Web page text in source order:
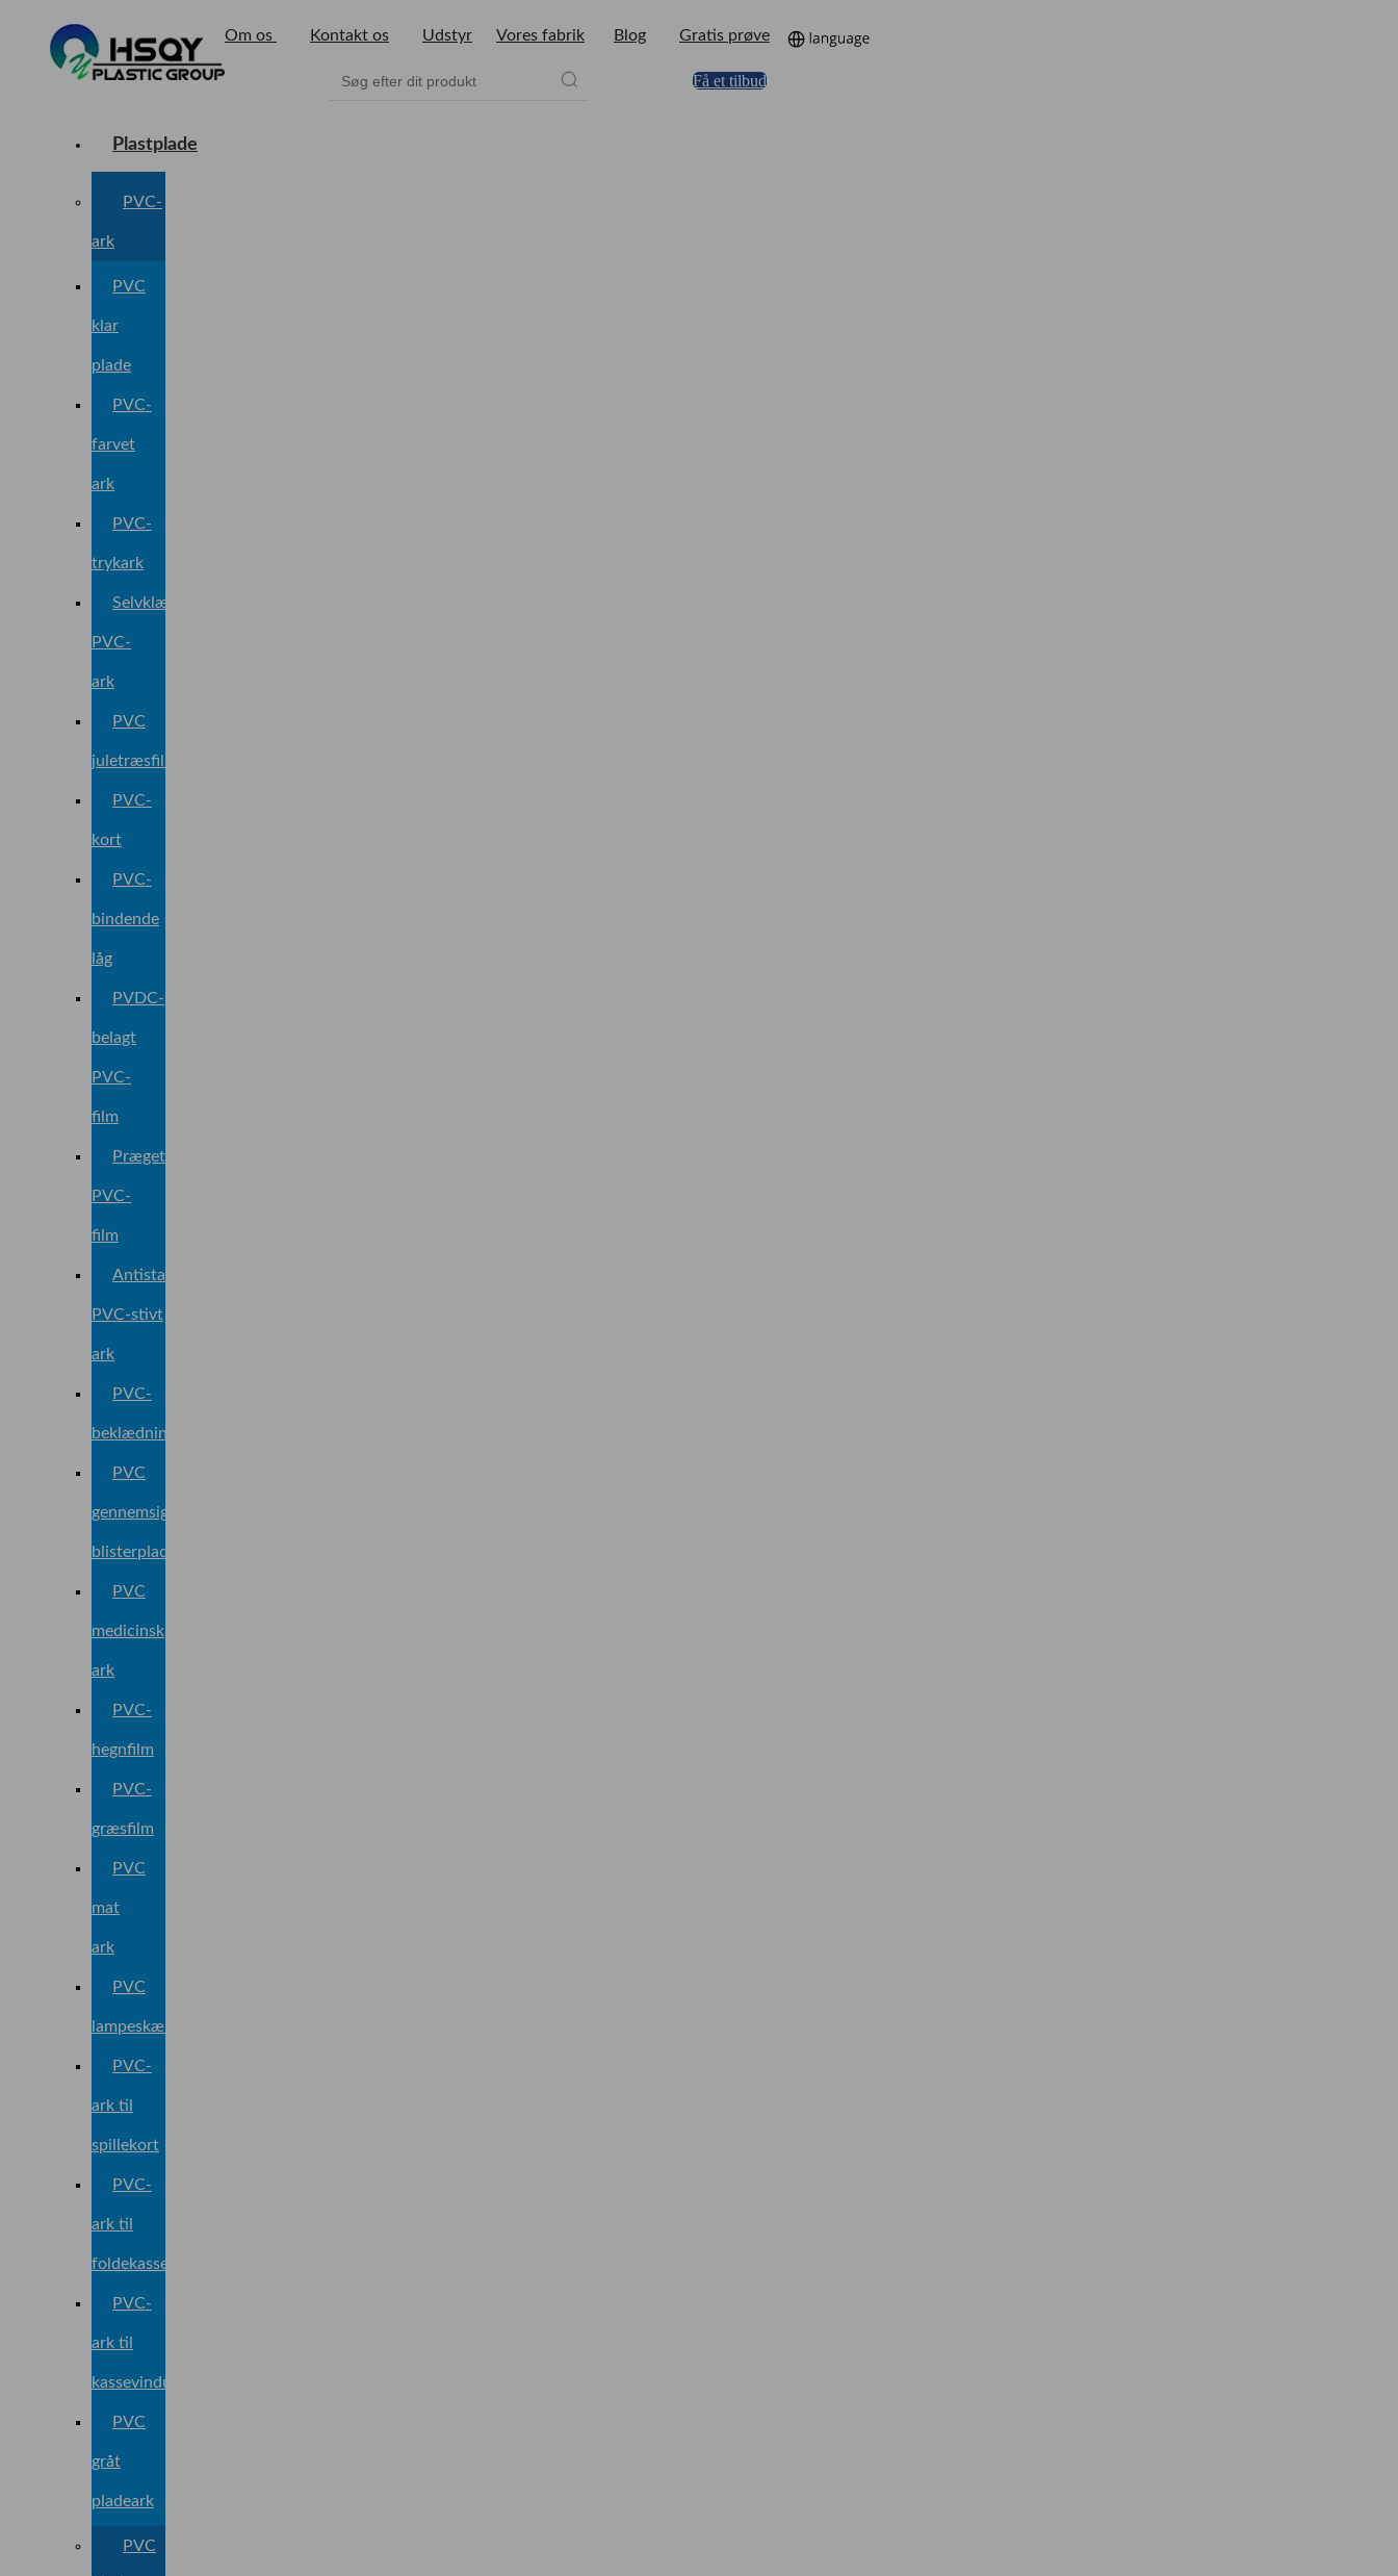
Om os Kontakt os Udstyr Vores fabrik Blog Gratis prøve
Få et tilbud
Plastplade
PVC-
ark
PVC
klar
plade
PVC-
farvet
ark
PVC-
trykark
Selvklæbende
PVC-
ark
PVC
juletræsfilm
PVC-
kort
PVC-
bindende
låg
PVDC-
belagt
PVC-
film
Præget
PVC-
film
Antistatisk
PVC-stivt
ark
PVC-
beklædningsark
PVC
gennemsigtig
blisterplade
PVC
medicinsk
ark
PVC-
hegnfilm
PVC-
græsfilm
PVC
mat
ark
PVC
lampeskærmark
PVC-
ark til
spillekort
PVC-
ark til
foldekasse
PVC-
ark til
kassevindue
PVC
gråt
pladeark
PVC